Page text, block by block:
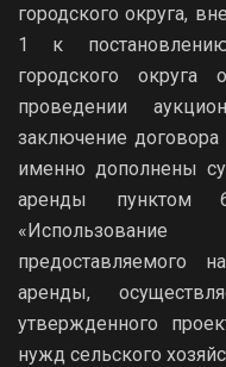
городского округа,
1 к
городского
проведении
заключение
именно дополнены
аренды пунктом
предоставляемого
аренды,
утвержденного
нужд сельского